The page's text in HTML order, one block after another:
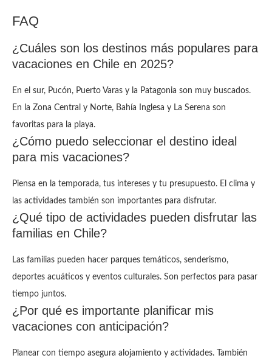
FAQ
¿Cuáles son los destinos más populares para
vacaciones en Chile en 2025?
En el sur, Pucón, Puerto Varas y la Patagonia son muy buscados.
En la Zona Central y Norte, Bahía Inglesa y La Serena son
favoritas para la playa.
¿Cómo puedo seleccionar el destino ideal
para mis vacaciones?
Piensa en la temporada, tus intereses y tu presupuesto. El clima y
las actividades también son importantes para disfrutar.
¿Qué tipo de actividades pueden disfrutar las
familias en Chile?
Las familias pueden hacer parques temáticos, senderismo,
deportes acuáticos y eventos culturales. Son perfectos para pasar
tiempo juntos.
¿Por qué es importante planificar mis
vacaciones con anticipación?
Planear con tiempo asegura alojamiento y actividades. También